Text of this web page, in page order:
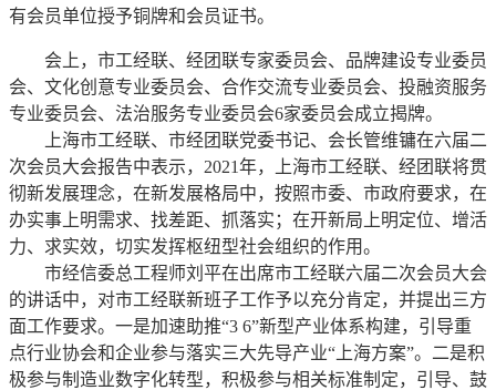
有会员单位授予铜牌和会员证书。
会上，市工经联、经团联专家委员会、品牌建设专业委员
会、文化创意专业委员会、合作交流专业委员会、投融资服务
专业委员会、法治服务专业委员会6家委员会成立揭牌。
上海市工经联、市经团联党委书记、会长管维镛在六届二
次会员大会报告中表示，2021年，上海市工经联、经团联将贯
彻新发展理念，在新发展格局中，按照市委、市政府要求，在
办实事上明需求、找差距、抓落实；在开新局上明定位、增活
力、求实效，切实发挥枢纽型社会组织的作用。
市经信委总工程师刘平在出席市工经联六届二次会员大会
的讲话中，对市工经联新班子工作予以充分肯定，并提出三方
面工作要求。一是加速助推“3 6”新型产业体系构建，引导重
点行业协会和企业参与落实三大先导产业“上海方案”。二是积
极参与制造业数字化转型，积极参与相关标准制定，引导、鼓